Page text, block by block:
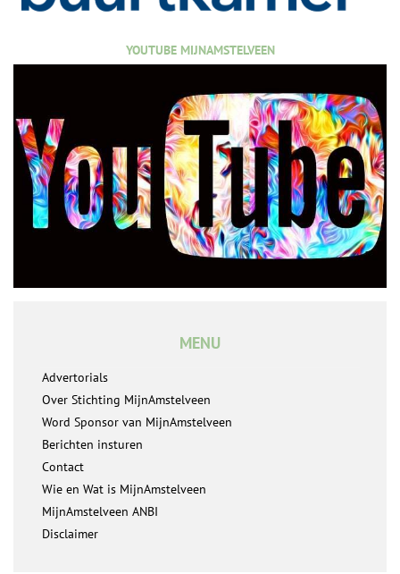
YOUTUBE MIJNAMSTELVEEN
MENU
Advertorials
Over Stichting MijnAmstelveen
Word Sponsor van MijnAmstelveen
Berichten insturen
Contact
Wie en Wat is MijnAmstelveen
MijnAmstelveen ANBI
Disclaimer